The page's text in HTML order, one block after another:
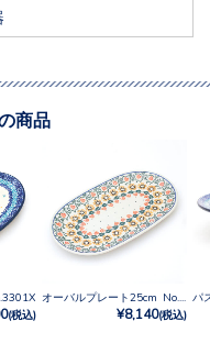
商品
(税込) ¥8,140(税込)